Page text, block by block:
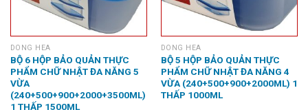
DONG HEA
BỘ 6 HỘP BẢO QUẢN THỰC
PHẨM CHỮ NHẬT ĐA NĂNG 5
VỪA
(240+500+900+2000+3500ML)
1 THẤP 1500ML
DONG HEA
BỘ 5 HỘP BẢO QUẢN THỰC
PHẨM CHỮ NHẬT ĐA NĂNG 4
VỪA (240+500+900+2000ML) 1
THẤP 1000ML